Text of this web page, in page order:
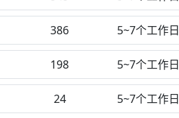
386 5~7个工作日
198 5~7个工作日
24 5~7个工作日